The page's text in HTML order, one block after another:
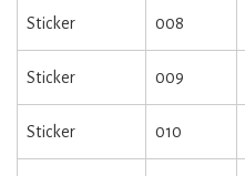
Sticker 008
Sticker 009
Sticker 010